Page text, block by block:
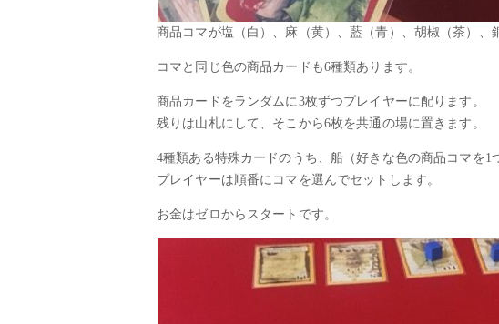
商品コマが塩（白）、麻（黄）、藍（青）、胡椒（茶）、
コマと同じ色の商品カードも6種類あります。
商品カードをランダムに3枚ずつプレイヤーに配ります。
残りは山札にして、そこから6枚を共通の場に置きます。
4種類ある特殊カードのうち、船（好きな色の商品コマを1
プレイヤーは順番にコマを選んでセットします。
お金はゼロからスタートです。